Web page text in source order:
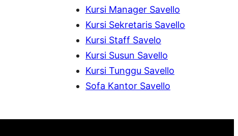
Kursi Manager Savello
Kursi Sekretaris Savello
Kursi Staff Savelo
Kursi Susun Savello
Kursi Tunggu Savello
Sofa Kantor Savello